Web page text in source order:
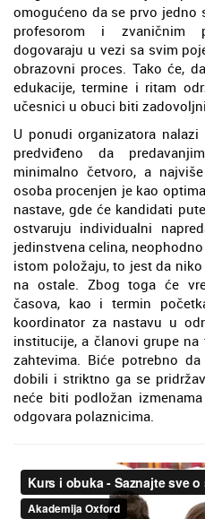
omogućeno da se prvo jedno
profesorom i zvaničnim
dogovaraju u vezi sa svim
obrazovni proces. Tako će,
edukacije, termine i ritam
učesnici u obuci biti
U ponudi organizatora
predviđeno da
minimalno četvoro, a
osoba procenjen je kao
nastave, gde će kandidati
ostvaruju individualni
jedinstvena celina,
istom položaju, to jest da
na ostale. Zbog toga će
časova, kao i termin
koordinator za nastavu u
institucije, a članovi grupe
zahtevima. Biće potrebno
dobili i striktno ga se
neće biti podložan
odgovara polaznicima.